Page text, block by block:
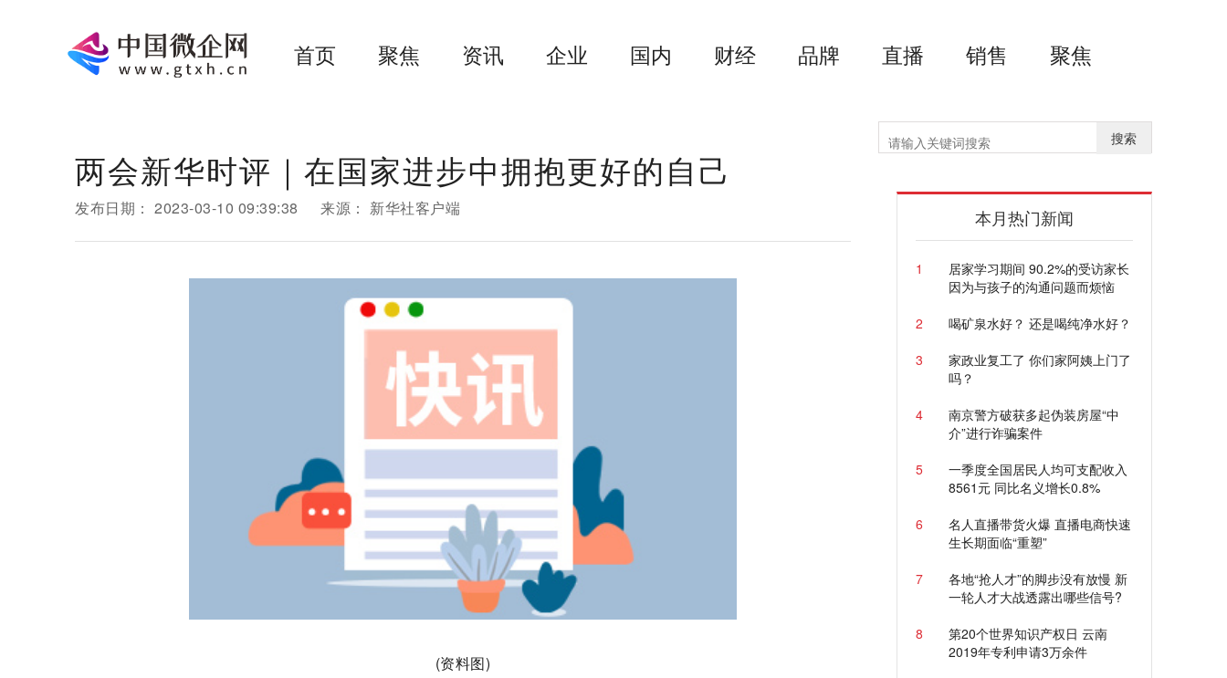
首页 聚焦 资讯 企业 国内 财经 品牌 直播 销售 聚焦
两会新华时评｜在国家进步中拥抱更好的自己
发布日期： 2023-03-10 09:39:38 来源： 新华社客户端
(资料图)
搜索
本月热门新闻
1
居家学习期间 90.2%的受访家长
因为与孩子的沟通问题而烦恼
2
喝矿泉水好？ 还是喝纯净水好？
3
家政业复工了 你们家阿姨上门了
吗？
4
南京警方破获多起伪装房屋“中
介”进行诈骗案件
5
一季度全国居民人均可支配收入
8561元 同比名义增长0.8%
6
名人直播带货火爆 直播电商快速
生长期面临“重塑”
7
各地“抢人才”的脚步没有放慢 新
一轮人才大战透露出哪些信号?
8
第20个世界知识产权日 云南
2019年专利申请3万余件